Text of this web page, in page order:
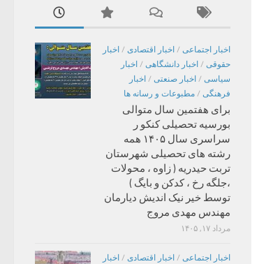
اخبار اجتماعی / اخبار اقتصادی / اخبار
حقوقی / اخبار دانشگاهی / اخبار
سیاسی / اخبار صنعتی / اخبار
فرهنگی / مطبوعات و رسانه ها
برای هفتمین سال متوالی
بورسیه تحصیلی کنکو ر
سراسری سال ۱۴۰۵ همه
رشته های تحصیلی شهرستان
تربت حیدریه ( زاوه ، محولات
،جلگه رخ ، کدکن و بایگ )
توسط خیر نیک اندیش دیارمان
مهندس مهدی مروج
مرداد ۱۷, ۱۴۰۵
اخبار اجتماعی / اخبار اقتصادی / اخبار